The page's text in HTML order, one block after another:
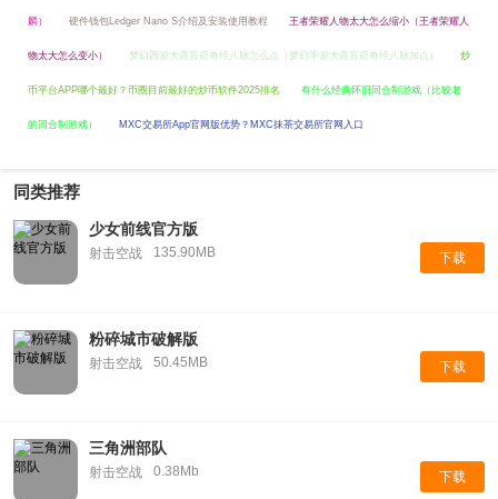
麟） 硬件钱包Ledger Nano S介绍及安装使用教程 王者荣耀人物太大怎么缩小（王者荣耀人
物太大怎么变小） 梦幻西游大唐官府奇经八脉怎么点（梦幻手游大唐官府奇经八脉加点） 炒
币平台APP哪个最好？币圈目前最好的炒币软件2025排名 有什么经典怀旧回合制游戏（比较老
的回合制游戏） MXC交易所App官网版优势？MXC抹茶交易所官网入口
同类推荐
少女前线官方版
射击空战 135.90MB 下载
粉碎城市破解版
射击空战 50.45MB 下载
三角洲部队
射击空战 0.38Mb 下载